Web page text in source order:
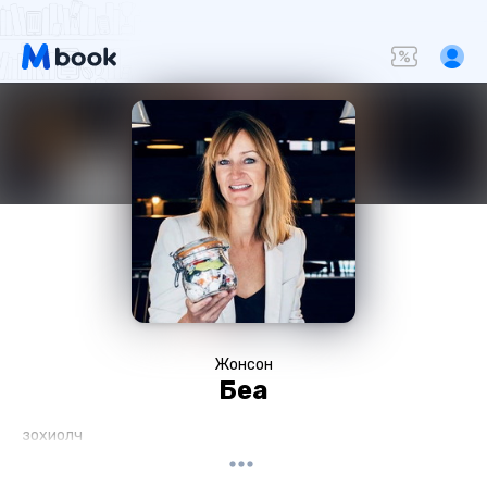
Жонсон
Беа
зохиолч